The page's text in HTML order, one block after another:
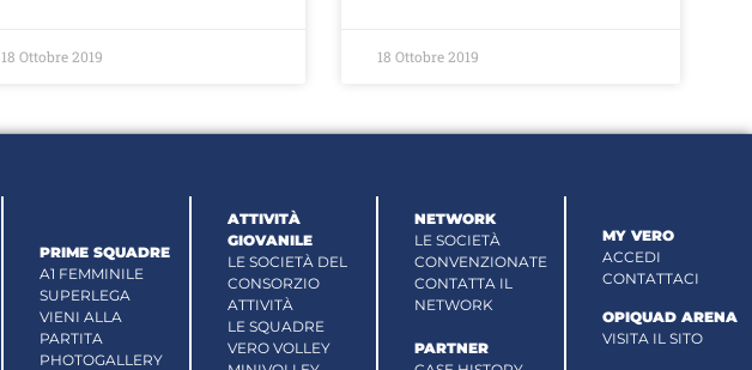
18 Ottobre 2019 18 Ottobre 2019
PRIME SQUADRE
A1 FEMMINILE
SUPERLEGA
VIENI ALLA
PARTITA
PHOTOGALLERY
ATTIVITÀ
GIOVANILE
LE SOCIETÀ DEL
CONSORZIO
ATTIVITÀ
LE SQUADRE
VERO VOLLEY
NETWORK
LE SOCIETÀ
CONVENZIONATE
CONTATTA IL
NETWORK
PARTNER
MY VERO
ACCEDI
CONTATTACI
OPIQUAD ARENA
VISITA IL SITO